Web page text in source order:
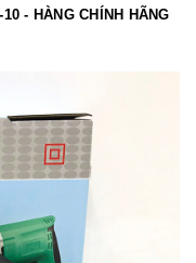
- HÀNG CHÍNH HÃNG